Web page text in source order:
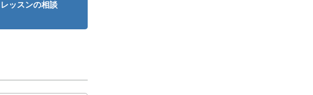
レッスンの相談